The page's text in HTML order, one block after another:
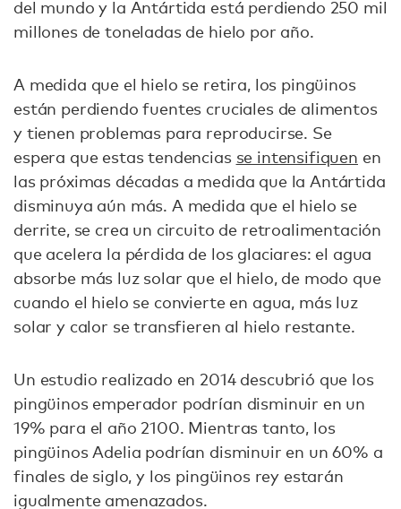
del mundo y la Antártida está perdiendo 250 mil
millones de toneladas de hielo por año.
A medida que el hielo se retira, los pingüinos
están perdiendo fuentes cruciales de alimentos
y tienen problemas para reproducirse. Se
espera que estas tendencias se intensifiquen en
las próximas décadas a medida que la Antártida
disminuya aún más. A medida que el hielo se
derrite, se crea un circuito de retroalimentación
que acelera la pérdida de los glaciares: el agua
absorbe más luz solar que el hielo, de modo que
cuando el hielo se convierte en agua, más luz
solar y calor se transfieren al hielo restante.
Un estudio realizado en 2014 descubrió que los
pingüinos emperador podrían disminuir en un
19% para el año 2100. Mientras tanto, los
pingüinos Adelia podrían disminuir en un 60% a
finales de siglo, y los pingüinos rey estarán
igualmente amenazados.